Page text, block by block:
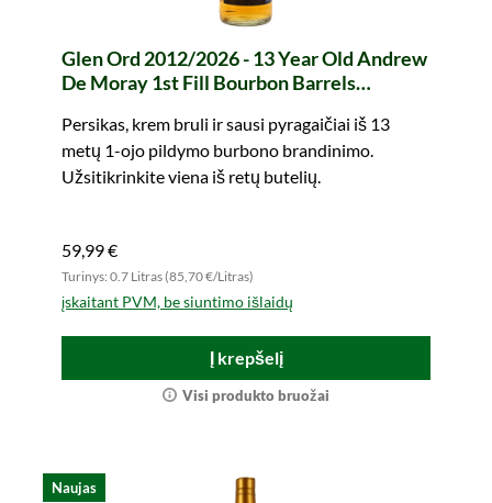
Glen Ord 2012/2026 - 13 Year Old Andrew
De Moray 1st Fill Bourbon Barrels
(whic)
Persikas, krem bruli ir sausi pyragaičiai iš 13
metų 1-ojo pildymo burbono brandinimo.
Užsitikrinkite viena iš retų butelių.
59,99 €
Turinys: 0.7 Litras (85,70 €/Litras)
įskaitant PVM, be siuntimo išlaidų
Į krepšelį
Visi produkto bruožai
Naujas